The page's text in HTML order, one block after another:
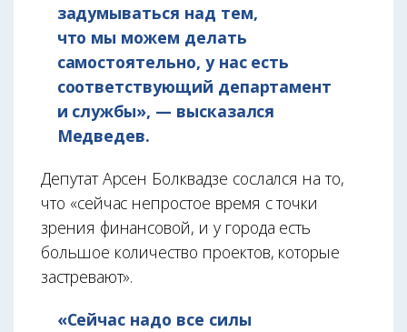
задумываться над тем,
что мы можем делать
самостоятельно, у нас есть
соответствующий департамент
и службы», — высказался
Медведев.
Депутат Арсен Болквадзе сослался на то,
что «сейчас непростое время с точки
зрения финансовой, и у города есть
большое количество проектов, которые
застревают».
«Сейчас надо все силы